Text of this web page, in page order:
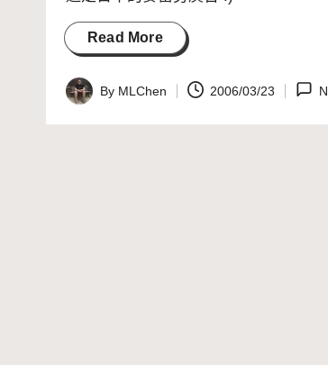
Read More
Posted
by
By MLChen 2006/03/23